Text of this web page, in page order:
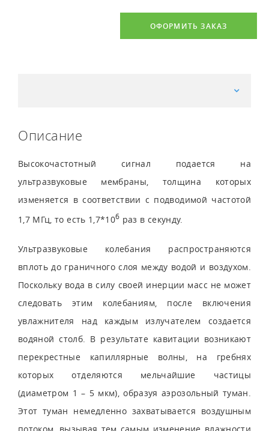
ОФОРМИТЬ ЗАКАЗ
Описание
Высокочастотный сигнал подается на
ультразвуковые мембраны, толщина которых
изменяется в соответствии с подводимой частотой
1,7 МГц, то есть 1,7*106 раз в секунду.
Ультразвуковые колебания распространяются
вплоть до граничного слоя между водой и воздухом.
Поскольку вода в силу своей инерции масс не может
следовать этим колебаниям, после включения
увлажнителя над каждым излучателем создается
водяной столб. В результате кавитации возникают
перекрестные капиллярные волны, на гребнях
которых отделяются мельчайшие частицы
(диаметром 1 – 5 мкм), образуя аэрозольный туман.
Этот туман немедленно захватывается воздушным
потоком, вызывая тем самым изменение влажности